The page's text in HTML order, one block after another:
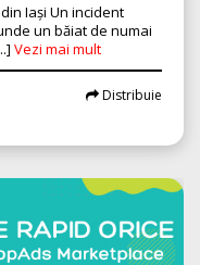
Iași Un incident
un băiat de numai
Vezi mai mult
Distribuie